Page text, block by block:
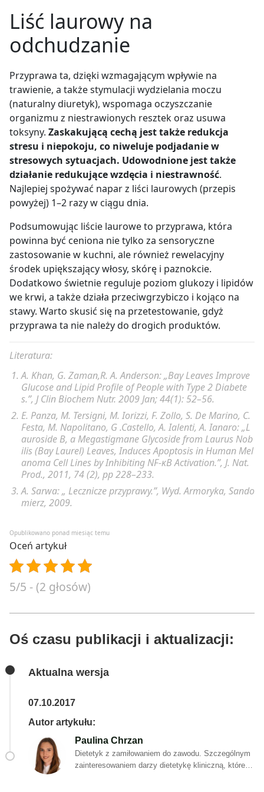
Liść laurowy na
odchudzanie
Przyprawa ta, dzięki wzmagającym wpływie na
trawienie, a także stymulacji wydzielania moczu
(naturalny diuretyk), wspomaga oczyszczanie
organizmu z niestrawionych resztek oraz usuwa
toksyny. Zaskakującą cechą jest także redukcja
stresu i niepokoju, co niweluje podjadanie w
stresowych sytuacjach. Udowodnione jest także
działanie redukujące wzdęcia i niestrawność.
Najlepiej spożywać napar z liści laurowych (przepis
powyżej) 1–2 razy w ciągu dnia.
Podsumowując liście laurowe to przyprawa, która
powinna być ceniona nie tylko za sensoryczne
zastosowanie w kuchni, ale również rewelacyjny
środek upiększający włosy, skórę i paznokcie.
Dodatkowo świetnie reguluje poziom glukozy i lipidów
we krwi, a także działa przeciwgrzybiczo i kojąco na
stawy. Warto skusić się na przetestowanie, gdyż
przyprawa ta nie należy do drogich produktów.
Literatura:
A. Khan, G. Zaman,R. A. Anderson: „Bay Leaves Improve
Glucose and Lipid Profile of People with Type 2 Diabete
s.”, J Clin Biochem Nutr. 2009 Jan; 44(1): 52–56.
E. Panza, M. Tersigni, M. Iorizzi, F. Zollo, S. De Marino, C.
Festa, M. Napolitano, G .Castello, A. Ialenti, A. Ianaro: „L
auroside B, a Megastigmane Glycoside from Laurus Nob
ilis (Bay Laurel) Leaves, Induces Apoptosis in Human Mel
anoma Cell Lines by Inhibiting NF-κB Activation.”, J. Nat.
Prod., 2011, 74 (2), pp 228–233.
A. Sarwa: „ Lecznicze przyprawy.”, Wyd. Armoryka, Sando
mierz, 2009.
Opublikowano ponad miesiąc temu
Oceń artykuł
5/5 - (2 głosów)
Oś czasu publikacji i aktualizacji:
Aktualna wersja
07.10.2017
Autor artykułu:
Paulina Chrzan
Dietetyk z zamiłowaniem do zawodu. Szczególnym
zainteresowaniem darzy dietetykę kliniczną, której